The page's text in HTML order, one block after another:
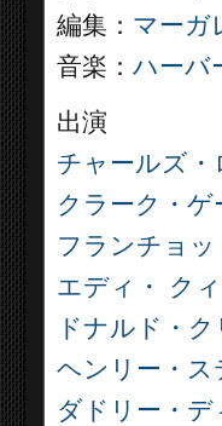
編集： マーガ
音楽： ハーバ
出演
チャールズ・
クラーク・ゲ
フランチョッ
エディ・ ク
ドナルド・
ヘンリー・ス
ダドリー・デ